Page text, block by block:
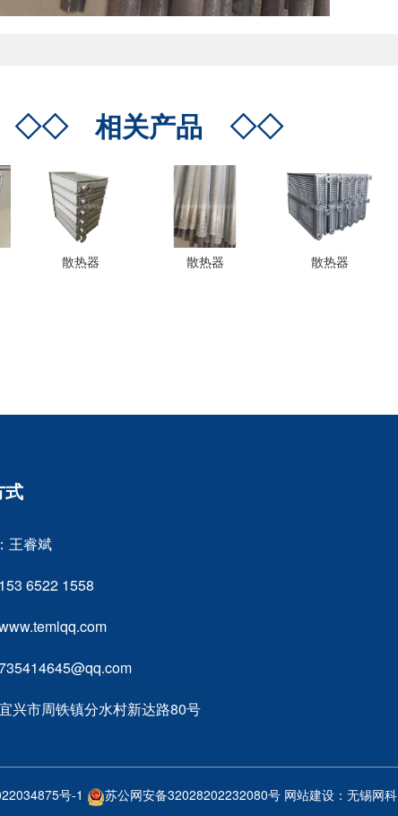
◇◇相关产品 ◇◇
散热器 散热器 散热器
式
王睿斌
6522 1558
兴市周铁镇分水村新达路80号
号-1 苏公网安备32028202232080号 网站建设： 无锡网科